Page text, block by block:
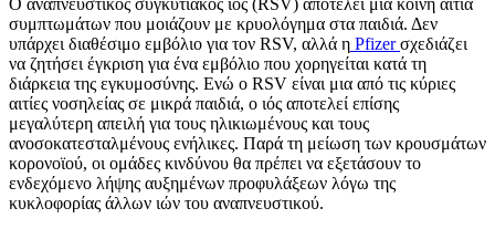
συμπτωμάτων που μοιάζουν με κρυολόγημα στα παιδιά. Δεν
υπάρχει διαθέσιμο εμβόλιο για τον RSV, αλλά η Pfizerσχεδιάζει
να ζητήσει έγκριση για ένα εμβόλιο που χορηγείται κατά τη
διάρκεια της εγκυμοσύνης. Ενώ ο RSV είναι μια από τις κύριες
αιτίες νοσηλείας σε μικρά παιδιά, ο ιός αποτελεί επίσης
μεγαλύτερη απειλή για τους ηλικιωμένους και τους
ανοσοκατεσταλμένους ενήλικες. Παρά τη μείωση των κρουσμάτων
κορονοϊού, οι ομάδες κινδύνου θα πρέπει να εξετάσουν το
ενδεχόμενο λήψης αυξημένων προφυλάξεων λόγω της
κυκλοφορίας άλλων ιών του αναπνευστικού.